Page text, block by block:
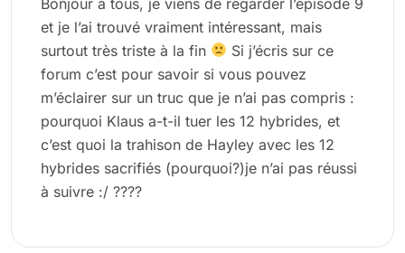
et je l’ai trouvé vraiment intéressant, mais
surtout très triste à la fin
Si j’écris sur ce
forum c’est pour savoir si vous pouvez
m’éclairer sur un truc que je n’ai pas compris :
pourquoi Klaus a-t-il tuer les 12 hybrides, et
c’est quoi la trahison de Hayley avec les 12
hybrides sacrifiés (pourquoi?)je n’ai pas réussi
à suivre :/ ????